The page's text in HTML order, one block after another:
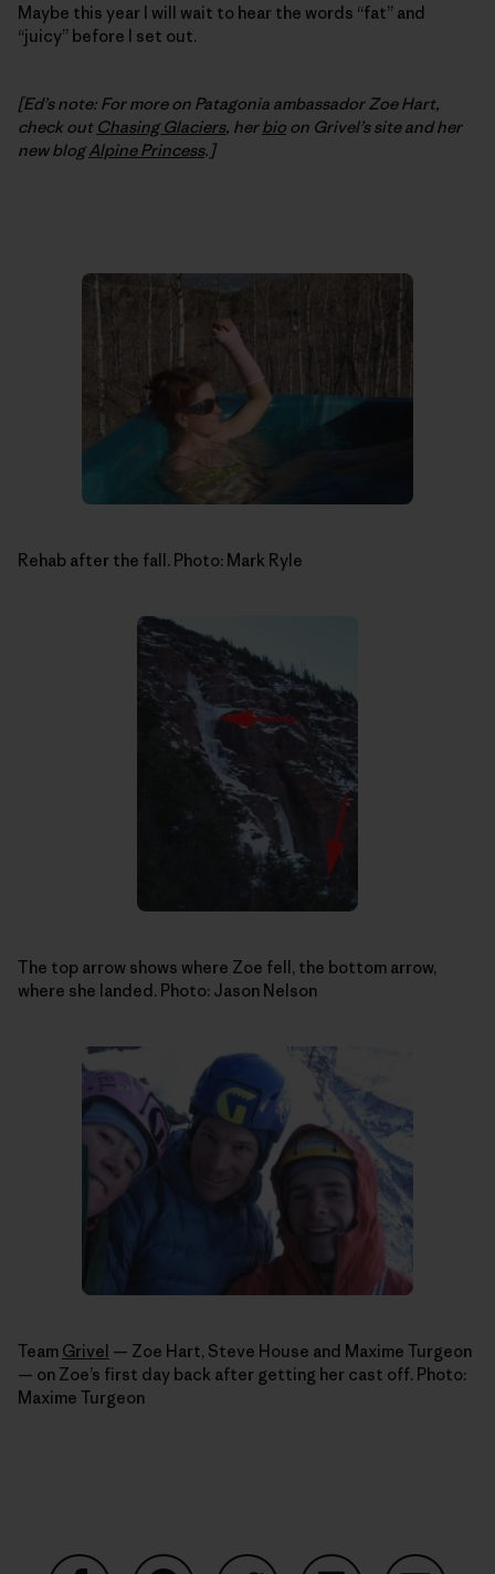
Maybe this year I will wait to hear the words “fat” and
“juicy” before I set out.
[Ed’s note: For more on Patagonia ambassador Zoe Hart,
check out Chasing Glaciers, herbio on Grivel’s site and her
new blogAlpine Princess.]
Rehab after the fall. Photo: Mark Ryle
The top arrow shows where Zoe fell, the bottom arrow,
where she landed. Photo: Jason Nelson
Team Grivel — Zoe Hart, Steve House and Maxime Turgeon
— on Zoe’s first day back after getting her cast off. Photo:
Maxime Turgeon